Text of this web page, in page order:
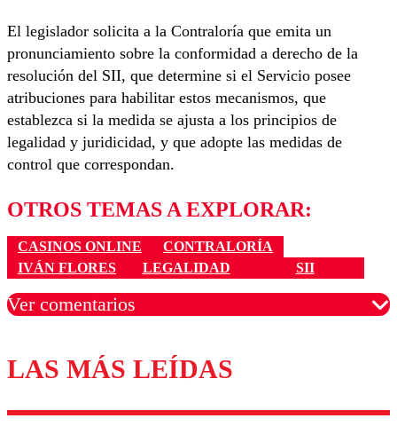
El legislador solicita a la Contraloría que emita un
pronunciamiento sobre la conformidad a derecho de la
resolución del SII, que determine si el Servicio posee
atribuciones para habilitar estos mecanismos, que
establezca si la medida se ajusta a los principios de
legalidad y juridicidad, y que adopte las medidas de
control que correspondan.
OTROS TEMAS A EXPLORAR:
CASINOS ONLINE
CONTRALORÍA
IVÁN FLORES
LEGALIDAD SII
Ver comentarios
Los comentarios son moderados para garantizar un
diálogo respetuoso.
LAS MÁS LEÍDAS